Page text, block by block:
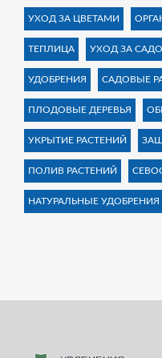
УХОД ЗА ЦВЕТАМИ
ТЕПЛИЦА УХОД ЗА
УДОБРЕНИЯ САДОВЫЕ
ПЛОДОВЫЕ ДЕРЕВЬЯ
УКРЫТИЕ РАСТЕНИЙ
ПОЛИВ РАСТЕНИЙ
НАТУРАЛЬНЫЕ УДОБРЕНИЯ